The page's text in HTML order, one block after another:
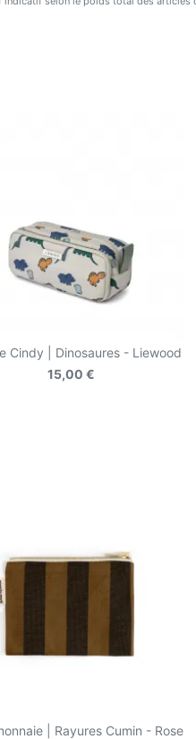
Cindy | Dinosaures - Liewood
15,00 €
| Rayures Cumin - Rose